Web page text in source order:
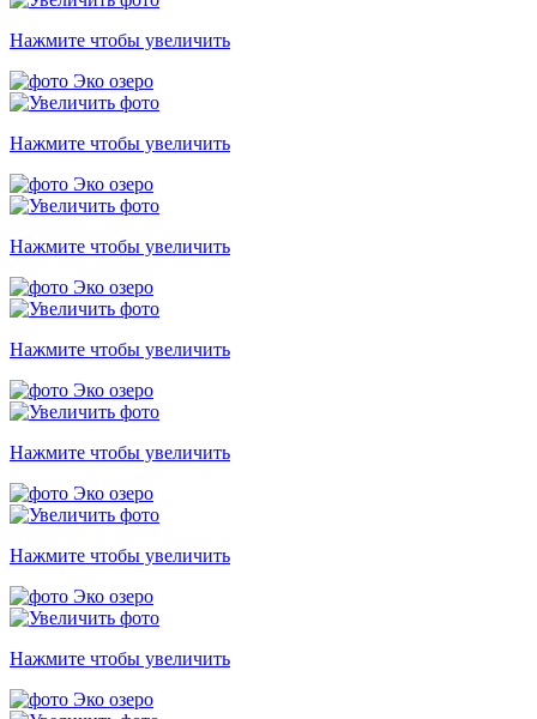
Нажмите чтобы увеличить
Нажмите чтобы увеличить
Нажмите чтобы увеличить
Нажмите чтобы увеличить
Нажмите чтобы увеличить
Нажмите чтобы увеличить
Нажмите чтобы увеличить